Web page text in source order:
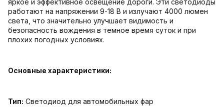
работают на напряжении 9-18 В и излучают 4000 люмен
света, что значительно улучшает видимость и
безопасность вождения в темное время суток и при
плохих погодных условиях.
Основные характеристики:
Тип: Светодиод для автомобильных фар